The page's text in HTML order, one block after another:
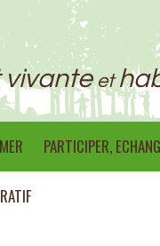
et
PARTICIPER,